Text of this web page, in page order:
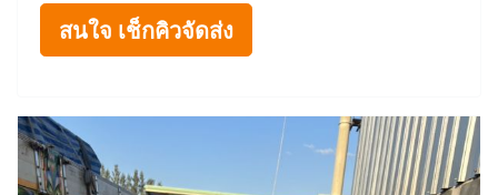
สนใจ เช็กคิวจัดส่ง